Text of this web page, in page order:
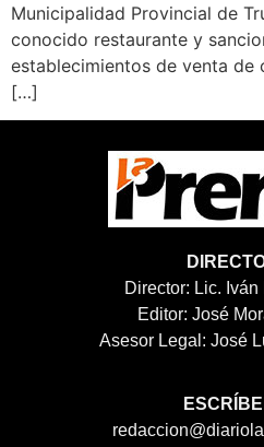
Municipalidad Provincial de
conocido restaurante y
establecimientos de venta de
[…]
Director: Lic.
Editor: José
Asesor Legal: José